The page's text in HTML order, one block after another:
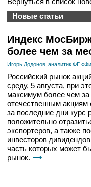
Вернуться в список
Новые статьи
Индекс
более чем за
Игорь Додонов, аналитик ФГ
Российский рынок
среду, 5 августа, при
максимум более чем
отечественным акциям
за последние дни курс
положительно
экспортеров, а также
инвесторов
часть которых может
рынок.